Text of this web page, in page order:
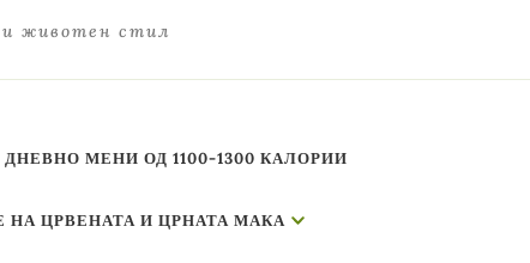
животен стил
ДНЕВНО МЕНИ ОД 1100-1300 КАЛОРИИ
ЦРВЕНАТА И ЦРНАТА МАКА